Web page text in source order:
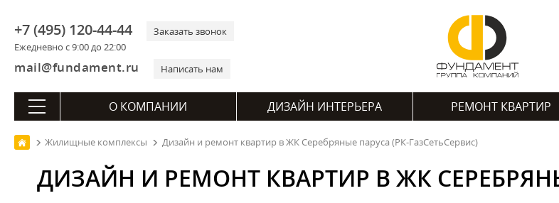
+7 (495) 120-44-44
Ежедневно с 9:00 до 22:00
Заказать звонок
mail@fundament.ru Написать нам
О КОМПАНИИ ДИЗАЙН ИНТЕРЬЕРА РЕМОНТ КВАРТИР
Жилищные комплексы Дизайн и ремонт квартир в ЖК Серебряные паруса (РК-ГазСетьСервис)
ДИЗАЙН И РЕМОНТ КВАРТИР В ЖК